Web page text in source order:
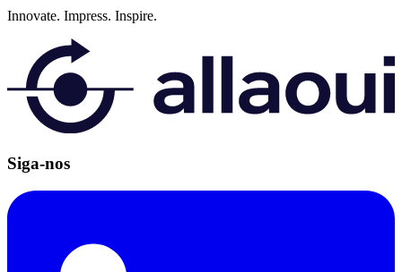
Innovate. Impress. Inspire.
Siga-nos